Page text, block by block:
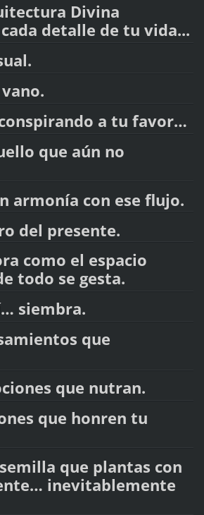
Divina
detalle de tu vida...
a tu favor…
que aún no
armonía con ese flujo.
del presente.
como el espacio
todo se gesta.
siembra.
que
que nutran.
que honren tu
que plantas con
inevitablemente